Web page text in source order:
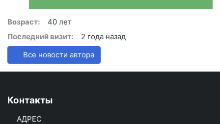
Возраст:
40 лет
Последний визит:
2 года назад
Все новости автора
Контакты
АДРЕС